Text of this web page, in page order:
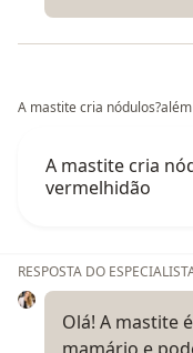
A mastite cria
A mastite cria
vermelhidão
RESPOSTA DO
Olá! A mastite
mamário e